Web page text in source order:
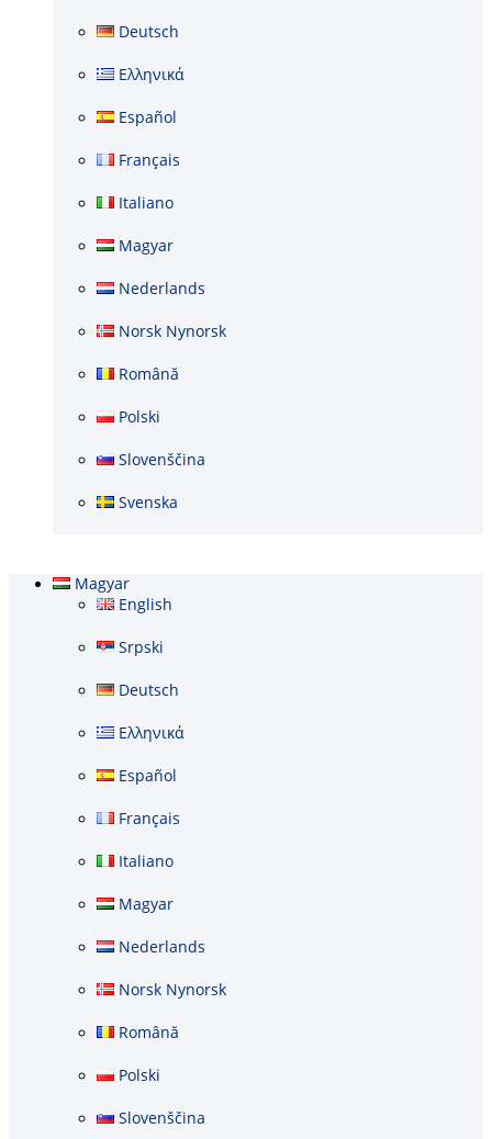
Deutsch
Ελληνικά
Español
Français
Italiano
Magyar
Nederlands
Norsk Nynorsk
Română
Polski
Slovenščina
Svenska
Magyar
English
Srpski
Deutsch
Ελληνικά
Español
Français
Italiano
Magyar
Nederlands
Norsk Nynorsk
Română
Polski
Slovenščina